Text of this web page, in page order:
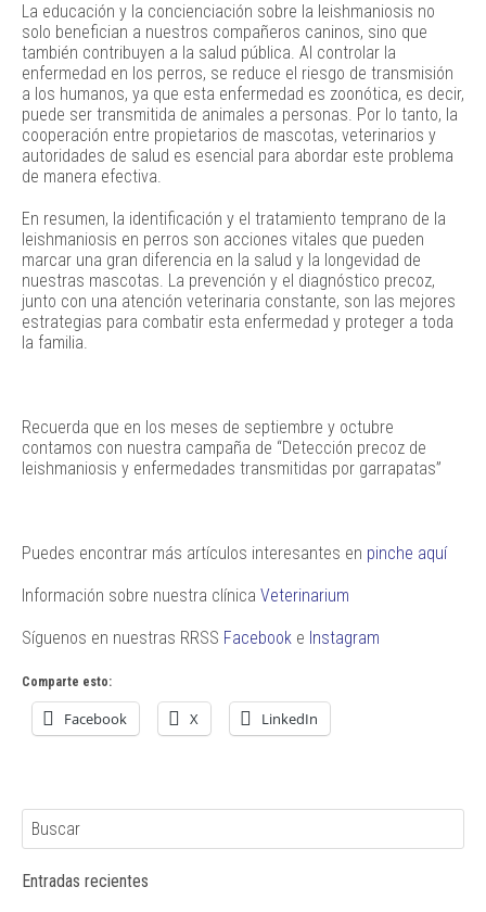
La educación y la concienciación sobre la leishmaniosis no
solo benefician a nuestros compañeros caninos, sino que
también contribuyen a la salud pública. Al controlar la
enfermedad en los perros, se reduce el riesgo de transmisión
a los humanos, ya que esta enfermedad es zoonótica, es decir,
puede ser transmitida de animales a personas. Por lo tanto, la
cooperación entre propietarios de mascotas, veterinarios y
autoridades de salud es esencial para abordar este problema
de manera efectiva.
En resumen, la identificación y el tratamiento temprano de la
leishmaniosis en perros son acciones vitales que pueden
marcar una gran diferencia en la salud y la longevidad de
nuestras mascotas. La prevención y el diagnóstico precoz,
junto con una atención veterinaria constante, son las mejores
estrategias para combatir esta enfermedad y proteger a toda
la familia.
Recuerda que en los meses de septiembre y octubre
contamos con nuestra campaña de “Detección precoz de
leishmaniosis y enfermedades transmitidas por garrapatas”
Puedes encontrar más artículos interesantes en pinche aquí
Información sobre nuestra clínica Veterinarium
Síguenos en nuestras RRSS Facebook e Instagram
Comparte esto:
Facebook X LinkedIn
Entradas recientes